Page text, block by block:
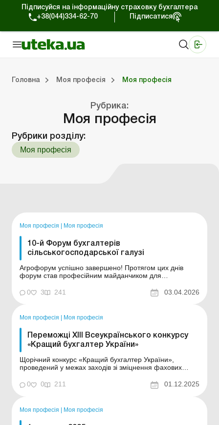
Підписуйся на інформаційну страховку бухгалтера
+38(044)334-62-70
Підписатися
Головна Моя професія Моя професія
Рубрика:
Моя професія
Рубрики розділу:
Моя професія
Моя професія Моя професія
10-й Форум бухгалтерів
сільськогосподарської галузі
Агрофорум успішно завершено! Протягом цих днів
форум став професійним майданчиком для
обговорення актуальних викликів агросфери та пошуку
та...
0 3 241 03.04.2026
Моя професія Моя професія
Переможці XIII Всеукраїнського конкурсу
«Кращий бухгалтер України»
Щорічний конкурс «Кращий бухгалтер України»,
проведений у межах заходів зі зміцнення фахових
2025 року. Подія, організована Громадською
організацією «Всеукраїнський бухгалтерський клуб» за
0 0 211 01.12.2025
Моя професія | Моя професія